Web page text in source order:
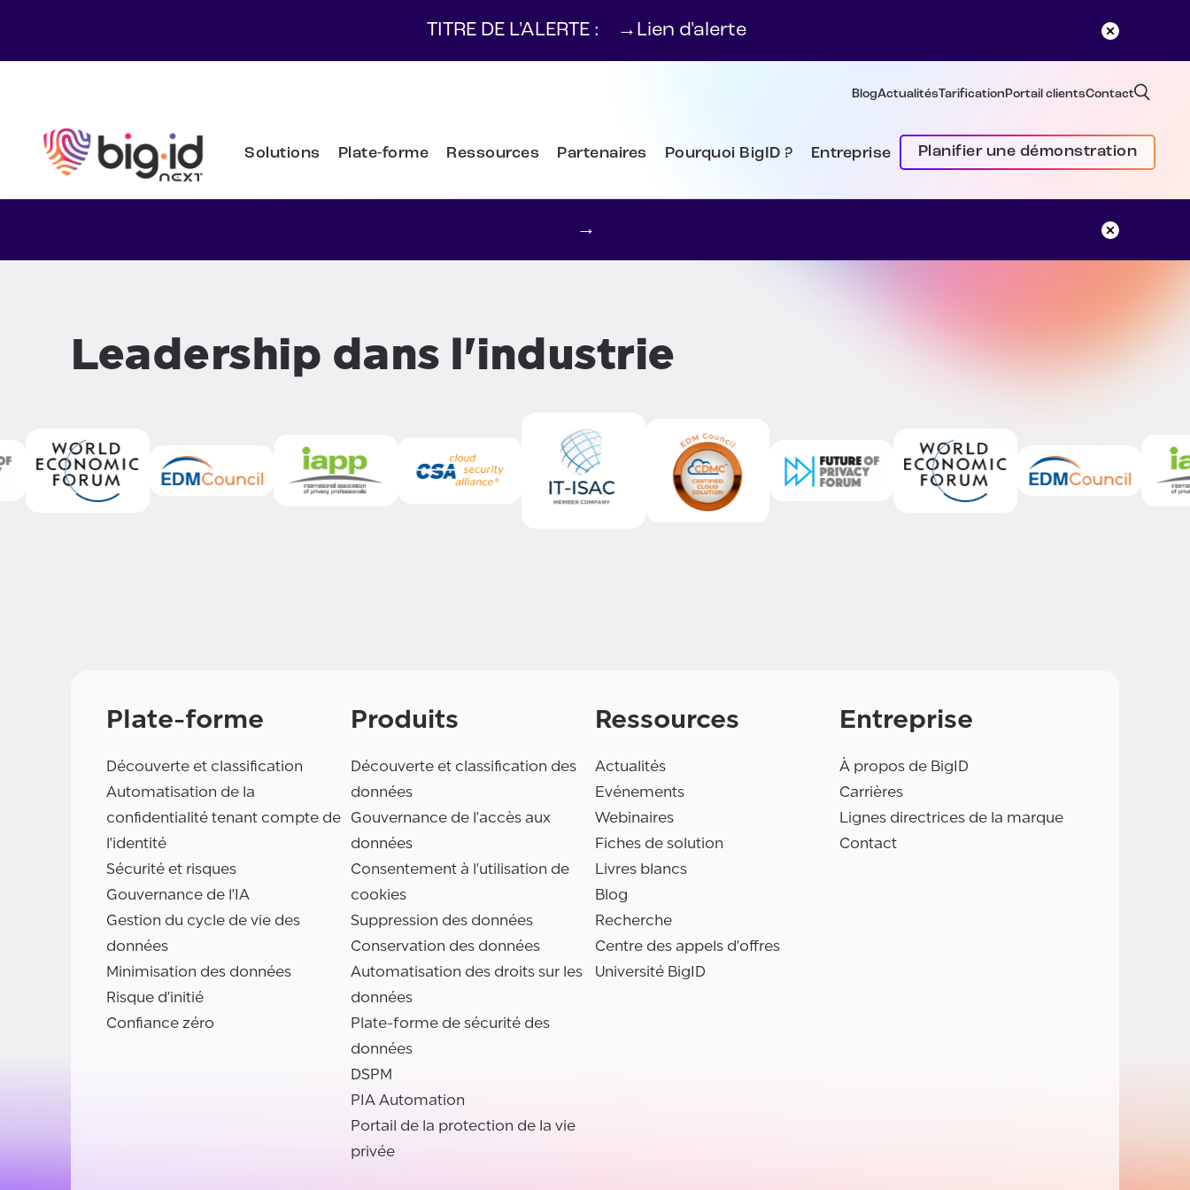
TITRE DE L'ALERTE :
→ Lien d'alerte
BlogActualitésTarification Portail clientsContact
Solutions Plate-forme Ressources Partenaires Pourquoi BigID ? Entreprise Planifier une démonstration
→
Leadership dans l'industrie
Plate-forme
Découverte et classification
Automatisation de la
confidentialité tenant compte de
l'identité
Sécurité et risques
Gouvernance de l'IA
Gestion du cycle de vie des
données
Minimisation des données
Risque d'initié
Confiance zéro
Produits
Découverte et classification des
données
Gouvernance de l'accès aux
données
Consentement à l'utilisation de
cookies
Suppression des données
Conservation des données
Automatisation des droits sur les
données
Plate-forme de sécurité des
données
DSPM
PIA Automation
Portail de la protection de la vie
privée
Ressources
Actualités
Evénements
Webinaires
Fiches de solution
Livres blancs
Blog
Recherche
Centre des appels d'offres
Université BigID
Entreprise
À propos de BigID
Carrières
Lignes directrices de la marque
Contact